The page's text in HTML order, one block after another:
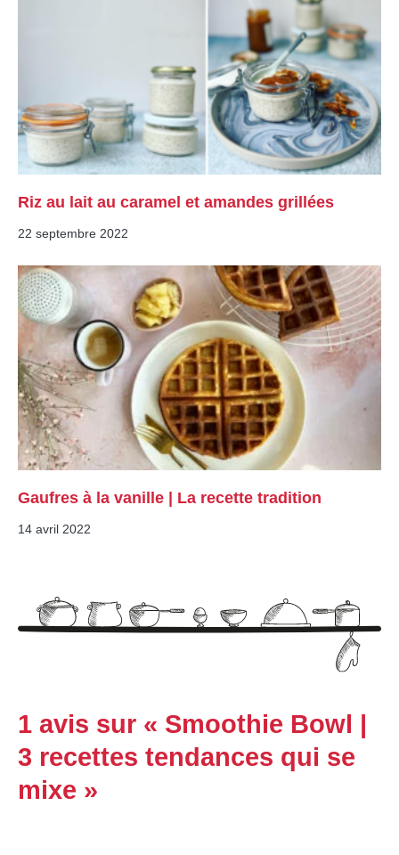
Riz au lait au caramel et amandes grillées
22 septembre 2022
Gaufres à la vanille | La recette tradition
14 avril 2022
1 avis sur « Smoothie Bowl |
3 recettes tendances qui se
mixe »